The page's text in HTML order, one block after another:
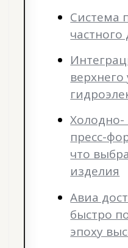
Система
частного
верхнего
Холодно-
пресс-
что
изделия
Авиа
быстро
эпоху